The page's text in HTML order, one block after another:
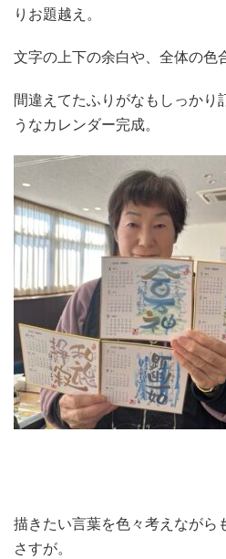
りお題越え。
文字の上下の余白や、全体の色
間違えてたふりがなもしっかり
うなカレンダー完成。
描きたい言葉を色々考えながら
さすが。